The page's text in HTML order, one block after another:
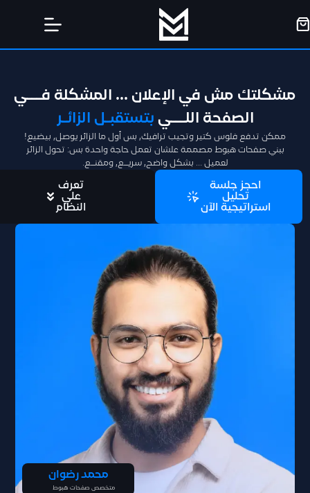
مشكلتك مش في الإعلان ... المشكلة فـــي
الصفحة اللـــي بتستقبـل الزائـر
ممكن تدفع فلوس كتير وتجيب ترافيك, بس أول ما الزائر يوصل, بيضيع!
ببنيصفحات هبوط مصممة علشان تعمل حاجة واحدة بس: تحول الزائر
لعميل … بشكل واضح, سريــع, ومقنــع.
احجز جلسة
تحليل
استراتيجية الآن
تعرف
علي
النظام
محمد رضوان
متخصص صفحات هبوط